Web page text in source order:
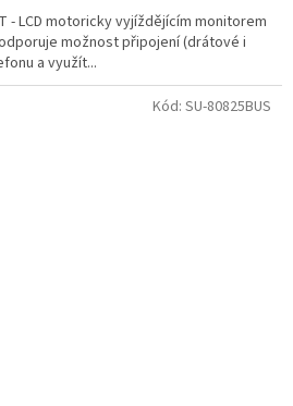
- LCD motoricky vyjíždějícím monitorem
možnost připojení (drátové i
a využít...
Kód: SU-80825BUS